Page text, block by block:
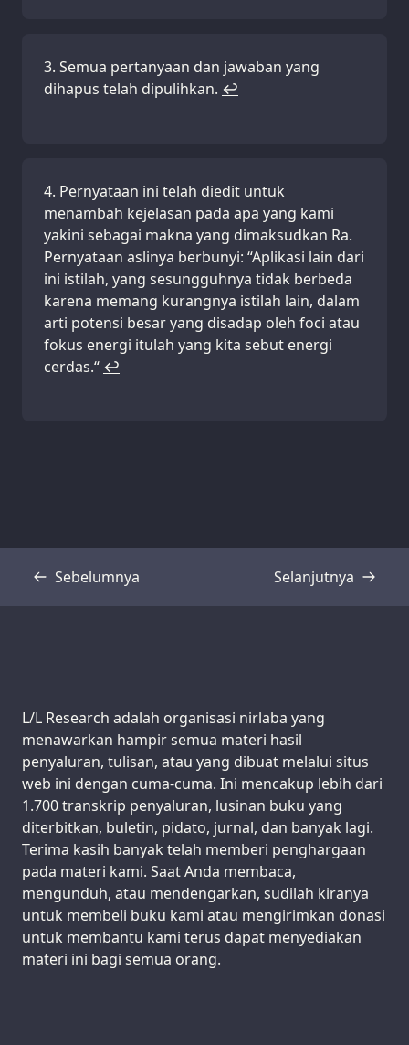
Semua pertanyaan dan jawaban yang
dihapus telah dipulihkan. ↩
Pernyataan ini telah diedit untuk
menambah kejelasan pada apa yang kami
yakini sebagai makna yang dimaksudkan Ra.
Pernyataan aslinya berbunyi: “Aplikasi lain dari
ini istilah, yang sesungguhnya tidak berbeda
karena memang kurangnya istilah lain, dalam
arti potensi besar yang disadap oleh foci atau
fokus energi itulah yang kita sebut energi
cerdas.“ ↩
Sebelumnya
Transkrip Selanjutnya
Transkrip
Support us:
L/L Research adalah organisasi nirlaba yang
menawarkan hampir semua materi hasil
penyaluran, tulisan, atau yang dibuat melalui situs
web ini dengan cuma-cuma. Ini mencakup lebih dari
1.700 transkrip penyaluran, lusinan buku yang
diterbitkan, buletin, pidato, jurnal, dan banyak lagi.
Terima kasih banyak telah memberi penghargaan
pada materi kami. Saat Anda membaca,
mengunduh, atau mendengarkan, sudilah kiranya
untuk membeli buku kami atau mengirimkan donasi
untuk membantu kami terus dapat menyediakan
materi ini bagi semua orang.